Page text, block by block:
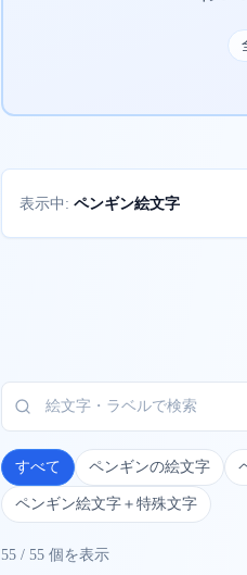
表示中: ペンギン絵文字
すべて ペンギンの絵文字
ペンギン絵文字＋特殊文字
55 / 55 個を表示